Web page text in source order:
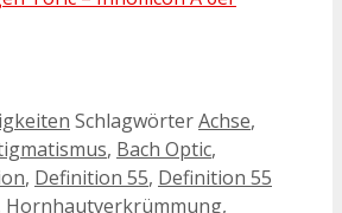
SchlagwörterAchse,
, Bach Optic,
, Definition 55, Definition 55
Hornhautverkrümmung,